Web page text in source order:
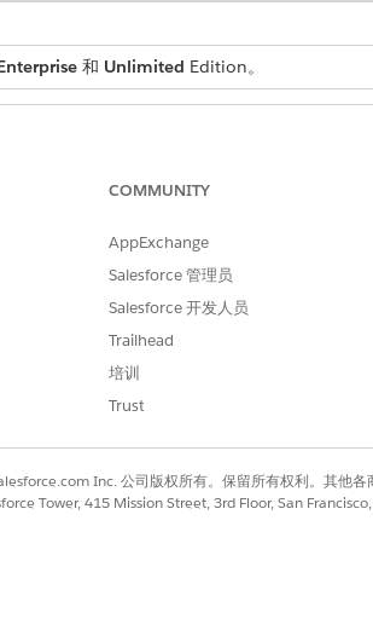
和 Unlimited Edition。
提示模板
汇总员工的批准
COMMUNITY
AppExchange
Salesforce 管理员
Salesforce 开发人员
Trailhead
培训
Trust
Inc. 公司版权所有。保留所有权利。其他各
Tower, 415 Mission Street, 3rd Floor, San